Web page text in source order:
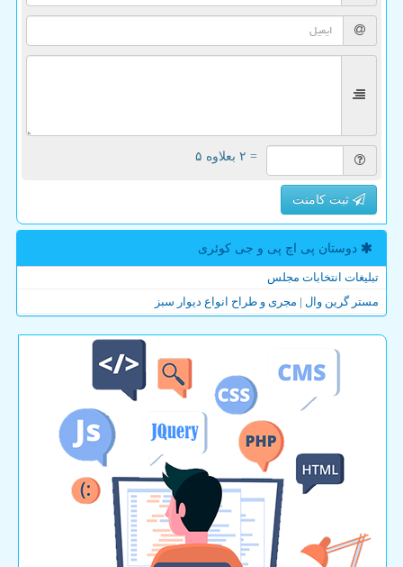
= ۲ بعلاوه ۵
ثبت کامنت
دوستان پی اچ پی و جی كوئری
تبلیغات انتخابات مجلس
مستر گرین وال | مجری و طراح انواع دیوار سبز